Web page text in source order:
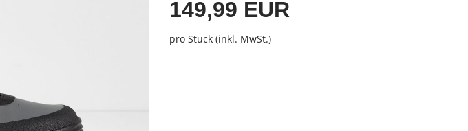
149,99 EUR
pro Stück (inkl. MwSt.)